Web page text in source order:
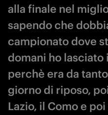
alla finale nel
sapendo che
campionato dove
domani ho lasciato
perchè era da
giorno di riposo,
Lazio, il Como e